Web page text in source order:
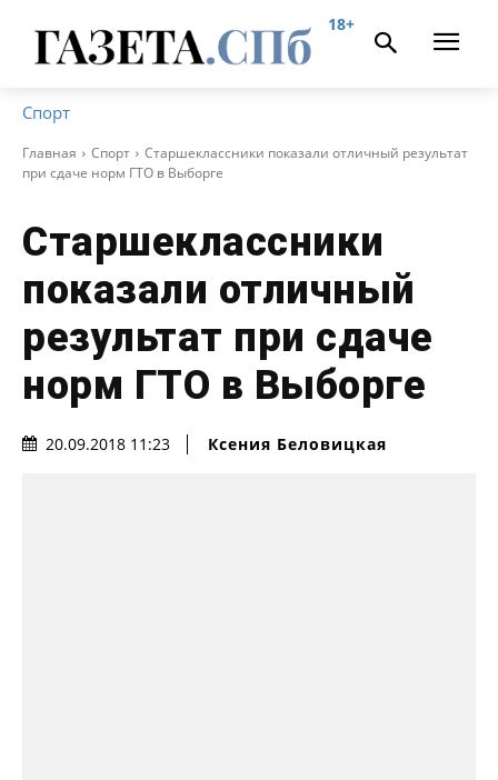
18+
Спорт
Главная Спорт
Старшеклассники показали отличный результат
при cдаче норм ГТО в Выборге
Старшеклассники
показали отличный
результат при cдаче
норм ГТО в Выборге
20.09.2018 11:23 Ксения Беловицкая